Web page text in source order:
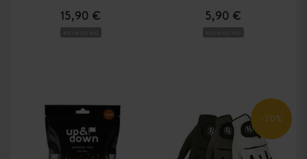
15,90 € 5,90 €
-20%